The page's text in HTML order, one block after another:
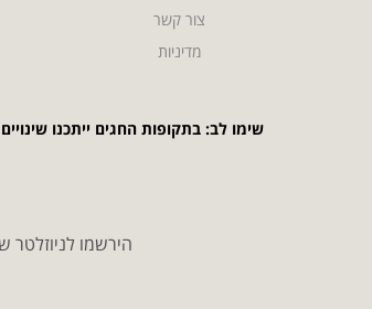
צור קשר
מדיניות
שימו לב: בתקופות החגים ייתכנו
הירשמו לניוזלטר